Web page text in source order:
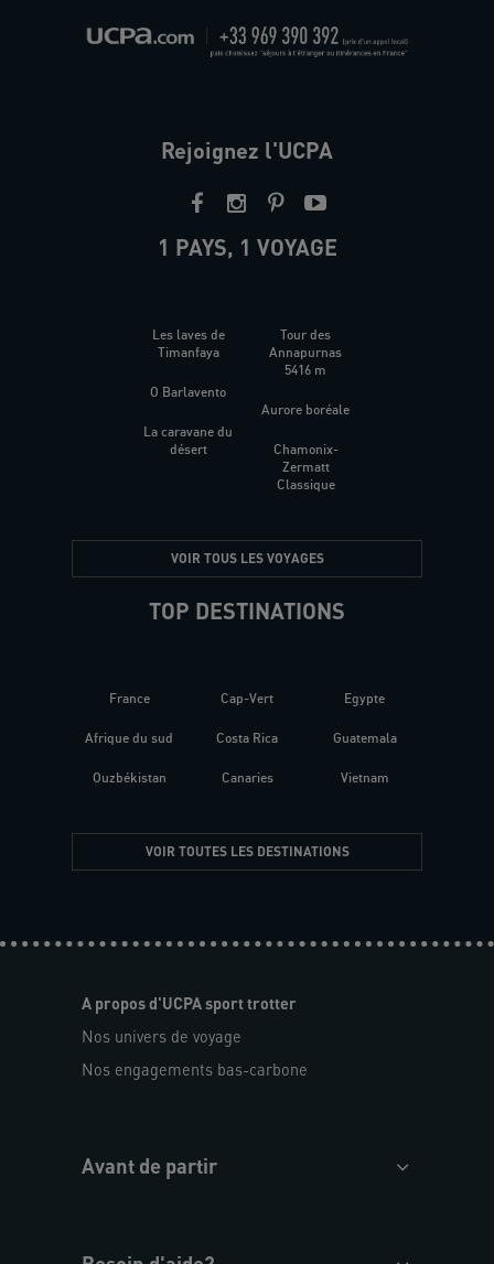
Rejoignez l'UCPA
1 PAYS, 1 VOYAGE
Les laves de
Timanfaya
O Barlavento
La caravane du
désert
Tour des
Annapurnas
5416 m
Aurore boréale
Chamonix-
Zermatt
Classique
VOIR TOUS LES VOYAGES
TOP DESTINATIONS
France
Afrique du sud
Ouzbékistan
Cap-Vert
Costa Rica
Canaries
Egypte
Guatemala
Vietnam
VOIR TOUTES LES DESTINATIONS
A propos d'UCPA sport trotter
Nos univers de voyage
Nos engagements bas-carbone
Avant de partir